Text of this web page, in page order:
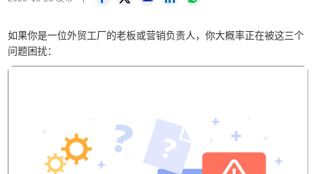
如果你是一位外贸工厂的老板或营销负责人，你大概率正在被这三个
问题困扰：